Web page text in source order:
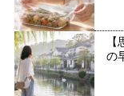
の